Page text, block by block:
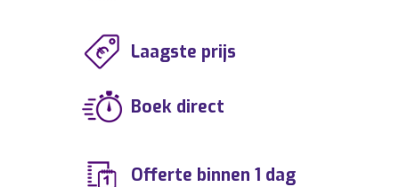
Laagste prijs
Boek direct
Offerte binnen 1 dag